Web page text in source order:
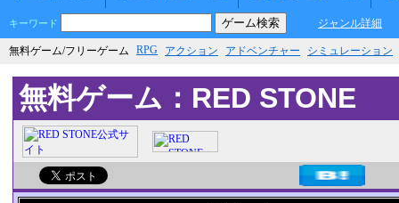
キーワード ジャンル詳細
無料ゲーム/フリーゲーム RPG アクション アドベンチャー シミュレーション
無料ゲーム：RED STONE